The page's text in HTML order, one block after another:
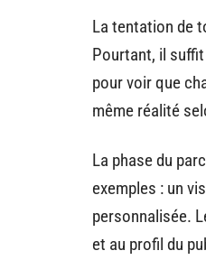
La tentation de
Pourtant, il
pour voir que
même réalité
La phase du
exemples : un
personnalisée.
et au profil du